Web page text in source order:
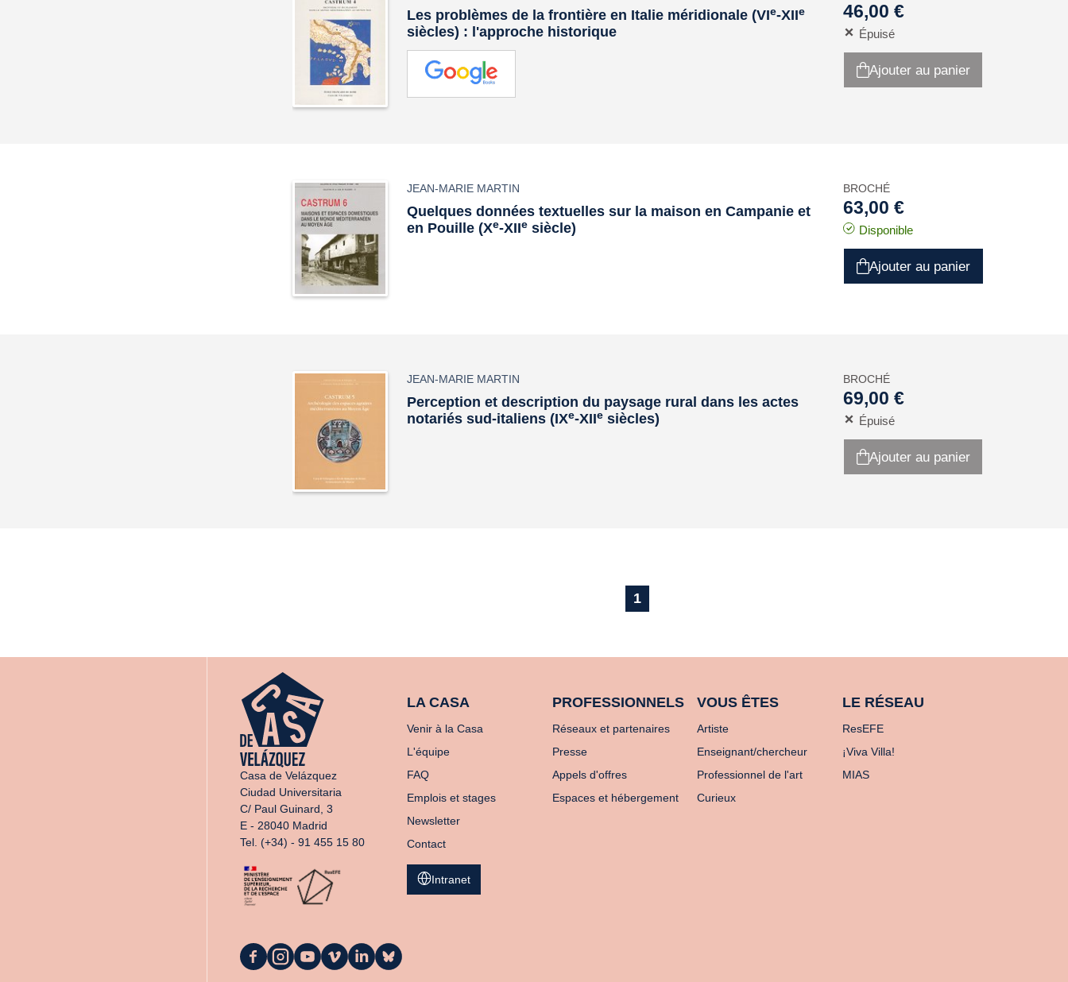
Les problèmes de la frontière en Italie méridionale (VIe-XIIe
siècles) : l'approche historique
46,00 €
Épuisé
Ajouter au panier
JEAN-MARIE MARTIN
Quelques données textuelles sur la maison en Campanie et
en Pouille (Xe-XIIe siècle)
BROCHÉ
63,00 €
Disponible
Ajouter au panier
JEAN-MARIE MARTIN
Perception et description du paysage rural dans les actes
notariés sud-italiens (IXe-XIIe siècles)
BROCHÉ
69,00 €
Épuisé
Ajouter au panier
1
Casa de Velázquez
Ciudad Universitaria
C/ Paul Guinard, 3
E - 28040 Madrid
Tel. (+34) - 91 455 15 80
LA CASA
Venir à la Casa
L'équipe
FAQ
Emplois et stages
Newsletter
Contact
PROFESSIONNELS
Réseaux et partenaires
Presse
Appels d'offres
Espaces et hébergement
VOUS ÊTES
Artiste
Enseignant/chercheur
Professionnel de l'art
Curieux
LE RÉSEAU
ResEFE
¡Viva Villa!
MIAS
Intranet
La
Casa
La
Casa
La
Casa
La
Casa
La
Casa
La
Casa